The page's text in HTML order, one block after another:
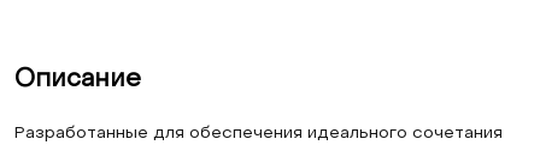
Описание
Разработанные для обеспечения идеального сочетания